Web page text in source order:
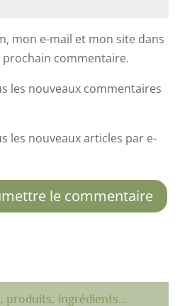
mon e-mail et mon site dans
commentaire.
les nouveaux commentaires
les nouveaux articles par e-
le commentaire
produits, ingrédients…